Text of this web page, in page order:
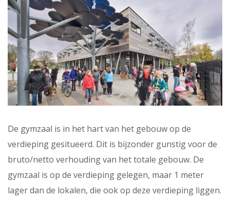
De gymzaal is in het hart van het gebouw op de
verdieping gesitueerd. Dit is bijzonder gunstig voor de
bruto/netto verhouding van het totale gebouw. De
gymzaal is op de verdieping gelegen, maar 1 meter
lager dan de lokalen, die ook op deze verdieping liggen.